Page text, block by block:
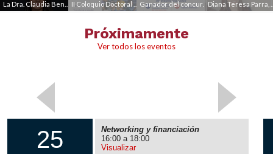
Próximamente
Ver todos los eventos
25
Networking y financiación
16:00 a 18:00
Visualizar